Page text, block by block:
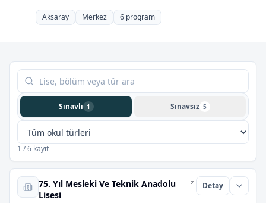
Aksaray Merkez 6 program
Tabloda ara
Sınavlı 1 Sınavsız 5
1 / 6 kayıt
75. Yıl Mesleki Ve Teknik Anadolu
Lisesi
Detay